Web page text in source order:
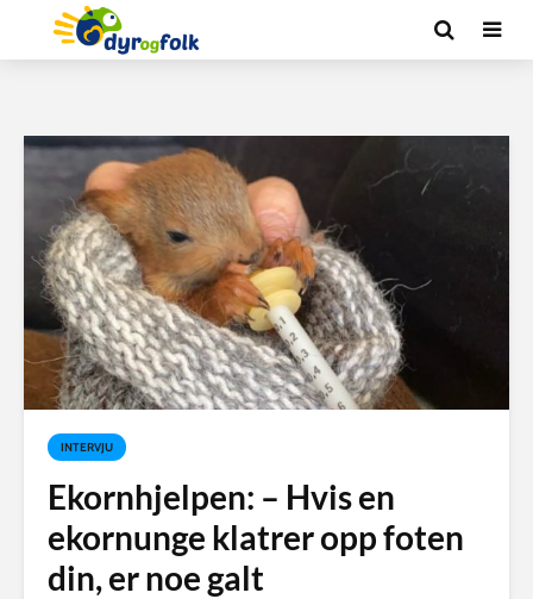
INTERVJU
Ekornhjelpen: – Hvis en
ekornunge klatrer opp foten
din, er noe galt